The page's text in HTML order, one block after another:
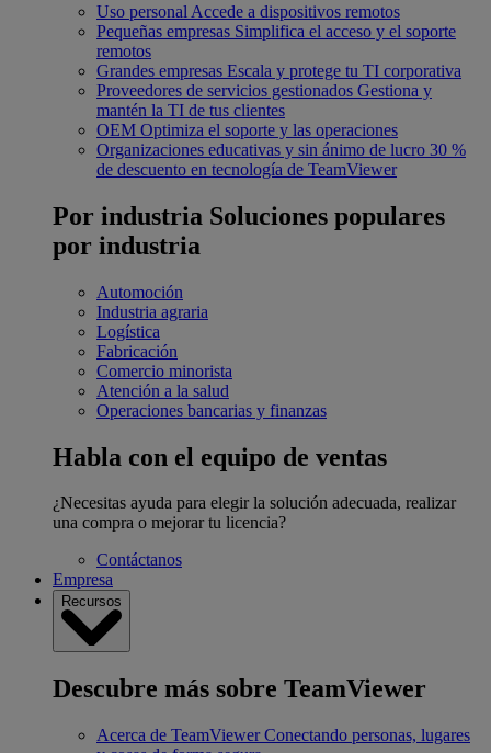
Uso personal Accede a dispositivos remotos
Pequeñas empresas Simplifica el acceso y el soporte
remotos
Grandes empresas Escala y protege tu TI corporativa
Proveedores de servicios gestionados Gestiona y
mantén la TI de tus clientes
OEM Optimiza el soporte y las operaciones
Organizaciones educativas y sin ánimo de lucro 30 %
de descuento en tecnología de TeamViewer
Por industria Soluciones populares
por industria
Automoción
Industria agraria
Logística
Fabricación
Comercio minorista
Atención a la salud
Operaciones bancarias y finanzas
Habla con el equipo de ventas
¿Necesitas ayuda para elegir la solución adecuada, realizar
una compra o mejorar tu licencia?
Contáctanos
Empresa
Recursos
Descubre más sobre TeamViewer
Acerca de TeamViewer Conectando personas, lugares